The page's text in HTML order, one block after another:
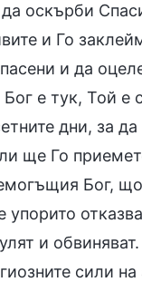
оскърби
и Го
и да
е тук, Той е
дни, за да
ще Го
Бог,
упорито
и
сили на